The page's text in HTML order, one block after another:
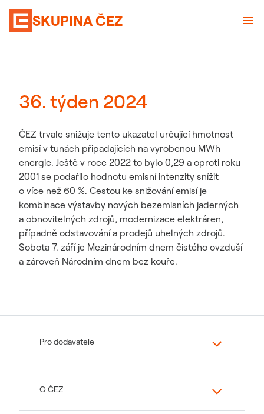
SKUPINA ČEZ
36. týden 2024
ČEZ trvale snižuje tento ukazatel určující hmotnost
emisí v tunách připadajících na vyrobenou MWh
energie. Ještě v roce 2022 to bylo 0,29 a oproti roku
2001 se podařilo hodnotu emisní intenzity snížit
o více než 60 %. Cestou ke snižování emisí je
kombinace výstavby nových bezemisních jaderných
a obnovitelných zdrojů, modernizace elektráren,
případně odstavování a prodejů uhelných zdrojů.
Sobota 7. září je Mezinárodním dnem čistého ovzduší
a zároveň Národním dnem bez kouře.
Pro dodavatele
O ČEZ